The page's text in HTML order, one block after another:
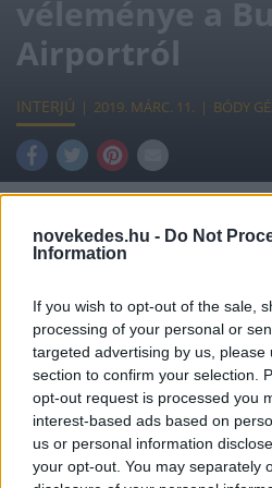
novekedes.hu - Do Not
Information
If you wish to opt-out of the sale,
processing of your personal or
targeted advertising by us, please
section to confirm your selection.
opt-out request is processed you
interest-based ads based on
us or personal information
your opt-out. You may separately
véleménye a
Airportról
INTERJÚ 2019. MÁRC. 11. BÓDY
légterében a forgalom.
humánerőforrás,
kihívások elé állítja a
nyilatkozta a
Kornél, az állam
levő, légi navigációs